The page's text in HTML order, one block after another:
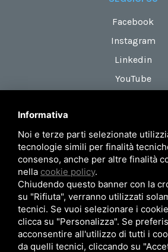
Informativa
Noi e terze parti selezionate
tecnologie simili per finalità
consenso, anche per altre finalità
nella cookie policy.
Chiudendo questo banner con la
su "Rifiuta", verranno utilizzati
tecnici. Se vuoi selezionare i
clicca su "Personalizza". Se
acconsentire all'utilizzo di tutti i
da quelli tecnici, cliccando su
Facebook
Instagram
Linkedin
YouTube
Via Maestri del
zona Roveri 2
40138 Bologna
Privacy Policy Mappa
© 2026 AIRUM SRL - P.Iva